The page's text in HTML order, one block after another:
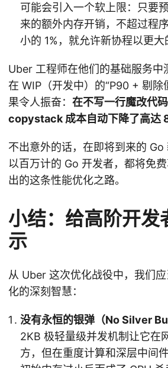
可能会引入一个软上限：只要
来的额外内存开销，不超过程
小的 1%，就允许新协程以更大
Uber 工程师在他们的基础服务中
在 WIP（开发中）的“P90 + 剔除
果令人振奋： 在不写一行魔改代
copystack 成本自动下降了高达
不出意外的话，在即将到来的 Go
以百万计的 Go 开发者，都将免
出的这条性能优化之路。
小结：给高阶开发
示
从 Uber 这次优化战役中，我们
化的深刻智慧：
没有永恒的银弹（No Silver
2KB 极轻量级并发机制让它在
方，但在重度计算和深层中间